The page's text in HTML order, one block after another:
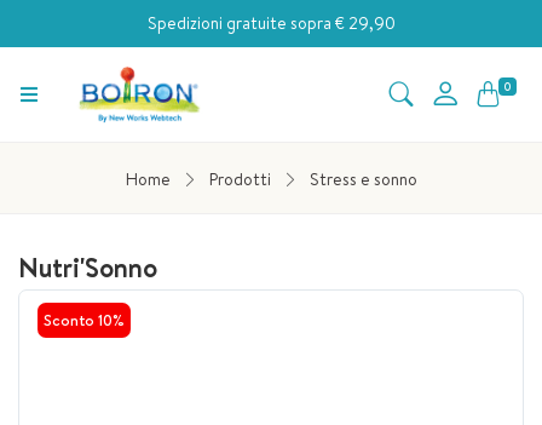
Spedizioni gratuite sopra € 29,90
0
Home Prodotti Stress e sonno
Nutri'Sonno
Sconto 10%